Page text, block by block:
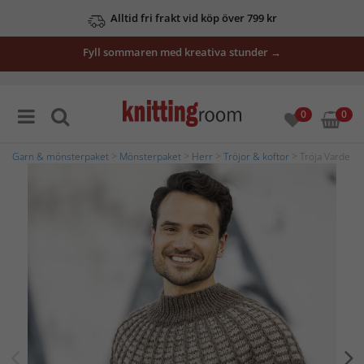
Alltid fri frakt vid köp över 799 kr
Fyll sommaren med kreativa stunder →
0 0
Garn & mönsterpaket Mönsterpaket Herr Tröjor & koftor > Tröja Varde